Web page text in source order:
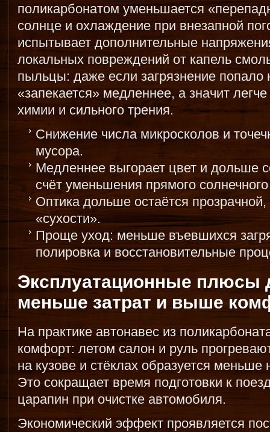
поликарбонатом уменьшается
солнце и охлаждение при внезапной
испытывает дополнительные
локальных повреждений от капель
пыльцы: даже если загрязнение попало
«запекается» медленнее, а значит
химии и сильного трения.
Снижение числа микросколов и
мусора.
Медленнее выгорает цвет и дольше
счёт уменьшения прямого
Оптика дольше остаётся
«сухости».
Проще уход: меньше въевшихся
полировка и восстановительные
Эксплуатационные плюсы
меньше затрат и выше
На практике автонавес из
комфорт: летом салон и руль
на кузове и стёклах образуется меньше
Это сокращает время подготовки к
царапин при очистке автомобиля.
Экономический эффект проявляется